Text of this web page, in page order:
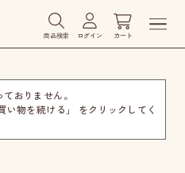
商品検索 ログイン カート
おりません。
物を続ける」 をクリックしてく